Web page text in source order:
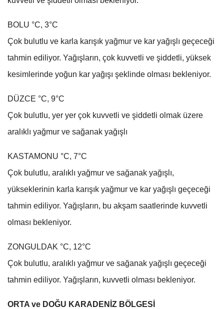
BOLU °C, 3°C
Çok bulutlu ve karla karışık yağmur ve kar yağışlı geçeceği
tahmin ediliyor. Yağışların, çok kuvvetli ve şiddetli, yüksek
kesimlerinde yoğun kar yağışı şeklinde olması bekleniyor.
DÜZCE °C, 9°C
Çok bulutlu, yer yer çok kuvvetli ve şiddetli olmak üzere
aralıklı yağmur ve sağanak yağışlı
KASTAMONU °C, 7°C
Çok bulutlu, aralıklı yağmur ve sağanak yağışlı,
yükseklerinin karla karışık yağmur ve kar yağışlı geçeceği
tahmin ediliyor. Yağışların, bu akşam saatlerinde kuvvetli
olması bekleniyor.
ZONGULDAK °C, 12°C
Çok bulutlu, aralıklı yağmur ve sağanak yağışlı geçeceği
tahmin ediliyor. Yağışların, kuvvetli olması bekleniyor.
ORTA ve DOĞU KARADENİZ BÖLGESİ